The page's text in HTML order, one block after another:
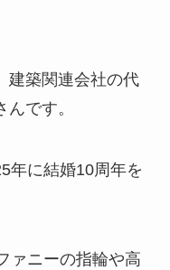
建築関連会社の代
です。
年に結婚10周年を
ァニーの指輪や高